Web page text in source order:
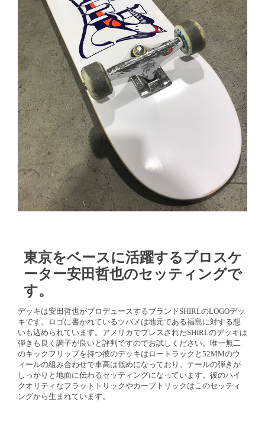
東京をベースに活躍するプロスケ
ーター安田哲也のセッティングで
す。
デッキは安田哲也がプロデュースするブランドSHIRLのLOGOデッ
キです。ロゴに書かれているツバメは地元である福島に対する想
いも込められています。アメリカでプレスされたSHIRLのデッキは
弾きも良く調子が良いと評判ですのでお試しください。唯一無二
のキックフリップを持つ彼のデッキはロートラックと52MMのウ
ィールの組み合わせで車高は低めになっており、テールの弾きが
しっかりと地面に伝わるセッティングになっています。彼のハイ
クオリティなフラットトリックやカーブトリックはこのセッティ
ングから生まれています。